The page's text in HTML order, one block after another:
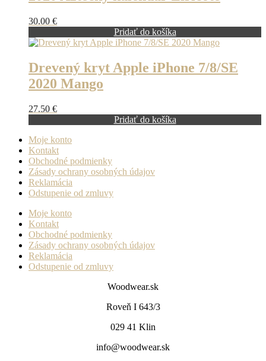
30.00 €
Pridať do košíka
Drevený kryt Apple iPhone 7/8/SE
2020 Mango
27.50 €
Pridať do košíka
Moje konto
Kontakt
Obchodné podmienky
Zásady ochrany osobných údajov
Reklamácia
Odstupenie od zmluvy
Moje konto
Kontakt
Obchodné podmienky
Zásady ochrany osobných údajov
Reklamácia
Odstupenie od zmluvy
Woodwear.sk
Roveň I 643/3
029 41 Klin
info@woodwear.sk